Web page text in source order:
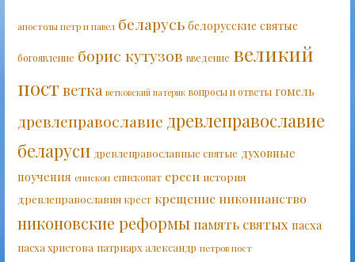
апостолы петр и павел беларусь белорусские святые
богоявление борис кутузов введение великий
постветка ветковский патерик вопросы и ответы гомель
древлеправославие древлеправославие
беларуси древлеправославные святые духовные
поучения епископ епископат ереси история
древлеправославия крест крещение никонианство
никоновские реформыпамять святых пасха
пасха христова патриарх александр петров пост